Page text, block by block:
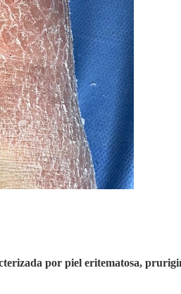
por piel eritematosa,